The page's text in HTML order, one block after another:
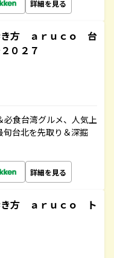
詳細を見る
方 ａｒｕｃｏ 台
０２７
必食台湾グルメ、人気上
台北を先取り＆深掘
詳細を見る
方 ａｒｕｃｏ ト